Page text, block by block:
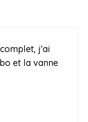
j’ai
et la vanne